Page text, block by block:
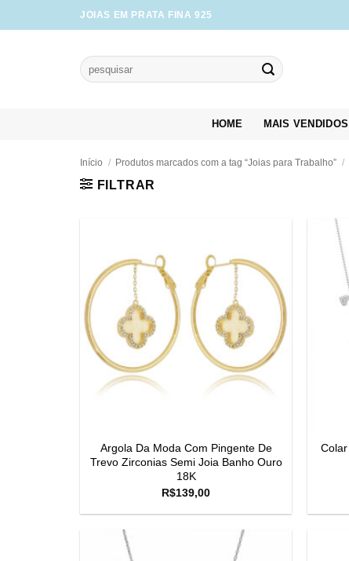
to
JOIAS EM PRATA FINA 925
Pesquisar
por:
HOME MAIS VENDIDOS
Início / Produtos marcados com a tag “Joias para Trabalho” /
FILTRAR
Argola Da Moda Com Pingente De
Trevo Zirconias Semi Joia Banho Ouro
18K
R$139,00